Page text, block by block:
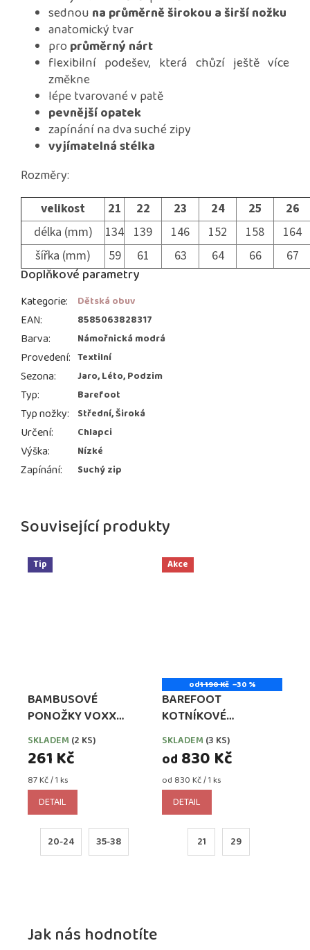
Související produkty
Tip
BAMBUSOVÉ
PONOŽKY VOXX
BELKINIK MIX HOLKA
SKLADEM (2 KS)
261 Kč
Měrná
cena:
87 Kč / 1 ks
DETAIL
20-24 35-38
Akce
od1 190 Kč –30 %
BAREFOOT
KOTNÍKOVÉ
CELOROČNÍ BOTY
PROTETIKA FILA
SKLADEM (3 KS)
od 830 Kč
Měrná
cena:
od 830 Kč / 1 ks
DETAIL
21 29
sednou na průměrně širokou a širší nožku
anatomický tvar
pro průměrný nárt
flexibilní podešev, která chůzí ještě více
změkne
lépe tvarované v patě
pevnější opatek
zapínání na dva suché zipy
vyjímatelná stélka
Rozměry:
velikost 21 22 23 24 25
26
délka (mm)
134 139 146 152 158
164
šířka (mm)
59 61 63 64 66 67
Doplňkové parametry
Kategorie: Dětská obuv
EAN: 8585063828317
Barva: Námořnická modrá
Provedení: Textilní
Sezona: Jaro, Léto, Podzim
Typ: Barefoot
Typ nožky: Střední, Široká
Určení: Chlapci
Výška: Nízké
Zapínání: Suchý zip
Jak nás hodnotíte